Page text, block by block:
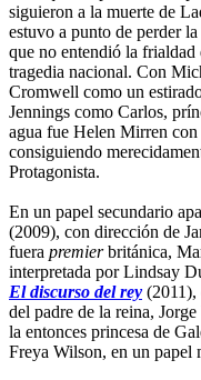
siguieron a la muerte de
estuvo a punto de perder
que no entendió la frialdad
tragedia nacional. Con
Cromwell como un
Jennings como Carlos,
agua fue Helen Mirren con
consiguiendo
Protagonista.
En un papel secundario
(2009), con dirección de
fuera premierbritánica,
interpretada por Lindsay
El discurso del rey (2011),
del padre de la reina,
la entonces princesa de
Freya Wilson, en un papel